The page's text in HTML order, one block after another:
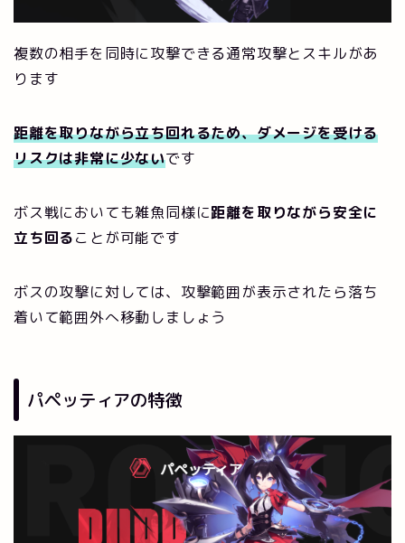
複数の相手を同時に攻撃できる通常攻撃とスキルがあ
ります
距離を取りながら立ち回れるため、ダメージを受ける
リスクは非常に少ないです
ボス戦においても雑魚同様に距離を取りながら安全に
立ち回ることが可能です
ボスの攻撃に対しては、攻撃範囲が表示されたら落ち
着いて範囲外へ移動しましょう
パペッティアの特徴